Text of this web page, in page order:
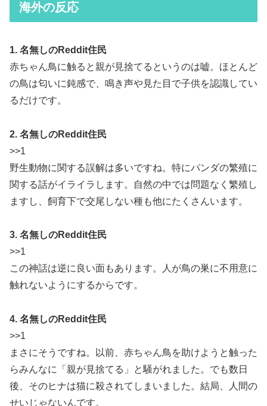
海外の反応
1. 名無しのReddit住民
赤ちゃん鳥に触ると親が見捨てるというのは嘘。ほとんど
の鳥は匂いに鈍感で、鳴き声や見た目で子供を認識してい
るだけです。
2. 名無しのReddit住民
>>1
野生動物に関する誤解は多いですね。特にパンダの繁殖に
関する話がイライラします。自然の中では問題なく繁殖し
ますし、飼育下で交尾しない種も他にたくさんいます。
3. 名無しのReddit住民
>>1
この神話は逆に良い面もあります。人が鳥の巣に不用意に
触れないようにするからです。
4. 名無しのReddit住民
>>1
まさにそうですね。以前、赤ちゃん鳥を助けようと触った
らみんなに「親が見捨てる」と騒がれました。でも数日
後、そのヒナは猫に殺されてしまいました。結局、人間の
せいじゃないんです。